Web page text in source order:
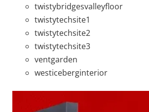
twistybridgesvalleyfloor
twistytechsite1
twistytechsite2
twistytechsite3
ventgarden
westiceberginterior